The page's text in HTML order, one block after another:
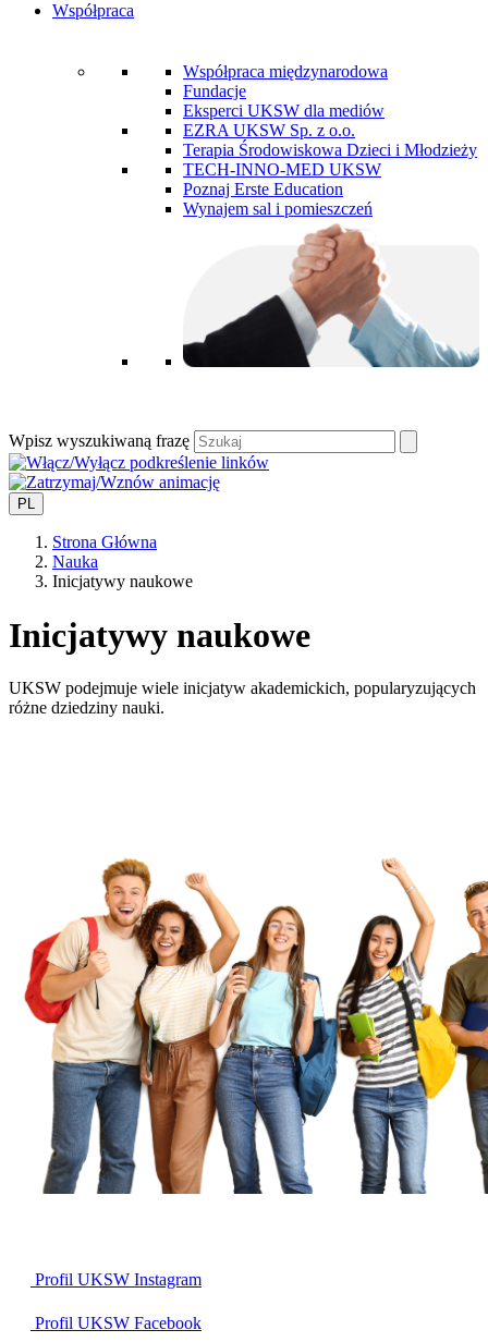
Współpraca
Współpraca międzynarodowa
Fundacje
Eksperci UKSW dla mediów
EZRA UKSW Sp. z o.o.
Terapia Środowiskowa Dzieci i Młodzieży
TECH-INNO-MED UKSW
Poznaj Erste Education
Wynajem sal i pomieszczeń
Wpisz wyszukiwaną frazę
PL
Strona Główna
Nauka
Inicjatywy naukowe
Inicjatywy naukowe
UKSW podejmuje wiele inicjatyw akademickich, popularyzujących
różne dziedziny nauki.
Profil UKSW Instagram
Profil UKSW Facebook